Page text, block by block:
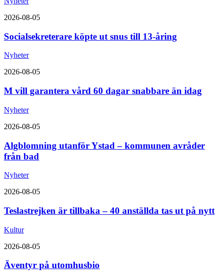
2026-08-05
Socialsekreterare köpte ut snus till 13-åring
Nyheter
2026-08-05
M vill garantera vård 60 dagar snabbare än idag
Nyheter
2026-08-05
Algblomning utanför Ystad – kommunen avråder
från bad
Nyheter
2026-08-05
Teslastrejken är tillbaka – 40 anställda tas ut på nytt
Kultur
2026-08-05
Äventyr på utomhusbio